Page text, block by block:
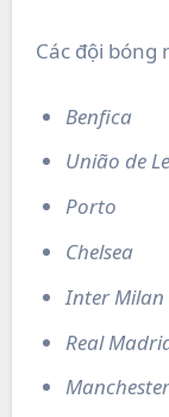
Các đội
Benfica
União de
Porto
Chelsea
Inter Milan
Real